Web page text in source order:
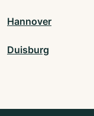
Hannover
Duisburg